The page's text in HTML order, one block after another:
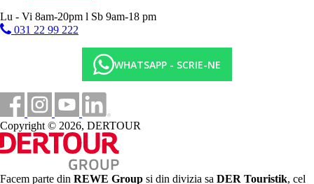
Lu - Vi 8am-20pm l Sb 9am-18 pm
031 22 99 222
WHATSAPP - SCRIE-NE
Copyright © 2026, DERTOUR
Facem parte din REWE Group si din divizia sa DER Touristik, cel